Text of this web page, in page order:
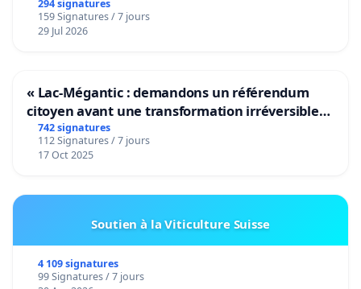
294 signatures
159 Signatures / 7 jours
29 Jul 2026
« Lac-Mégantic : demandons un référendum
citoyen avant une transformation irréversible
de notre territoire »
742 signatures
112 Signatures / 7 jours
17 Oct 2025
Soutien à la Viticulture Suisse
4 109 signatures
99 Signatures / 7 jours